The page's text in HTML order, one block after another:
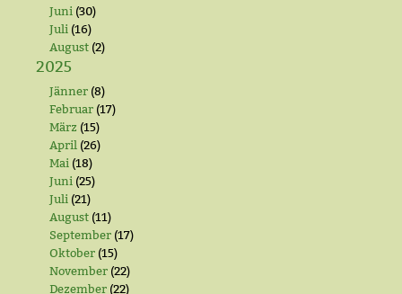
Juni (30)
Juli (16)
August (2)
2025
Jänner (8)
Februar (17)
März (15)
April (26)
Mai (18)
Juni (25)
Juli (21)
August (11)
September (17)
Oktober (15)
November (22)
Dezember (22)